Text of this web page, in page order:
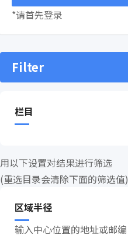
*请首先登录
Filter
栏目
用以下设置对结果进行筛选
(重选目录会清除下面的筛选值)
区域半径
输入中心位置的地址或邮编